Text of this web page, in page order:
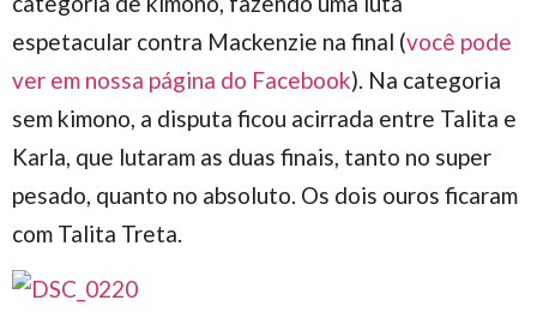
espetacular contra Mackenzie na final (você pode
ver em nossa página do Facebook). Na categoria
sem kimono, a disputa ficou acirrada entre Talita e
Karla, que lutaram as duas finais, tanto no super
pesado, quanto no absoluto. Os dois ouros ficaram
com Talita Treta.